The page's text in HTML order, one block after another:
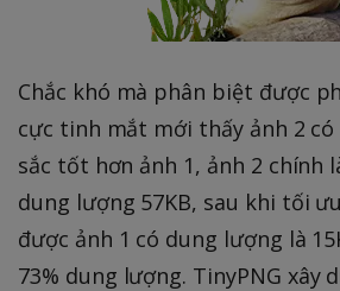
Chắc khó mà phân biệt được
cực tinh mắt mới thấy ảnh 2
sắc tốt hơn ảnh 1, ảnh 2 chính
dung lượng 57KB, sau khi tối
được ảnh 1 có dung lượng là
73% dung lượng. TinyPNG xây